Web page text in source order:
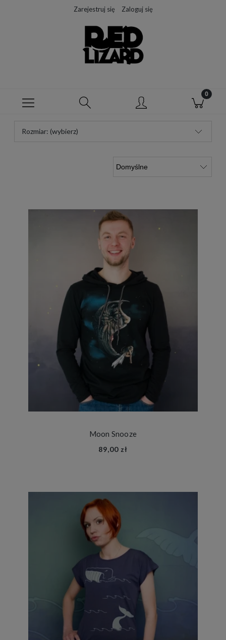
Zarejestruj się Zaloguj się
Rozmiar: (wybierz)
Moon Snooze
89,00 zł